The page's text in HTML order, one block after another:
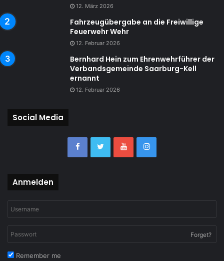
12. März 2026
Fahrzeugübergabe an die Freiwillige
Feuerwehr Wehr
12. Februar 2026
Bernhard Hein zum Ehrenwehrführer der
Verbandsgemeinde Saarburg-Kell
ernannt
12. Februar 2026
Social Media
Anmelden
Forget?
Remember me